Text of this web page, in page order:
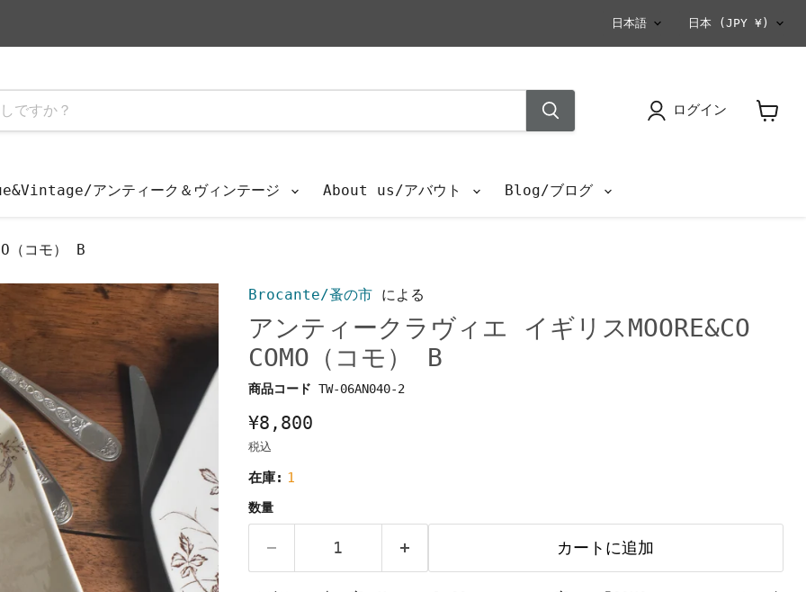
言
語
日本語 国
日本 (JPY ¥)
ログイン
アンティーク＆ヴィンテージ About us/アバウト Blog/ブログ
（コモ） B
Brocante/蚤の市による
アンティークラヴィエ イギリスMOORE&CO
COMO（コモ） B
商品コード TW-06AN040-2
¥8,800
税込
在庫: 1
数量
カートに追加